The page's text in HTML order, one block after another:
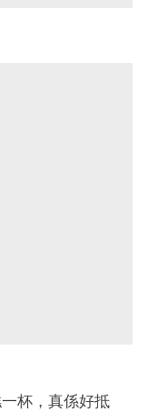
杯，真係好抵